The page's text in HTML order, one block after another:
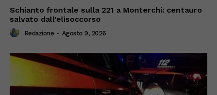
Schianto frontale sulla 221 a Monterchi: centauro
salvato dall’elisoccorso
Redazione - Agosto 9, 2026